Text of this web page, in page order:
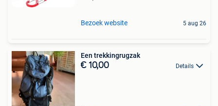
Bezoek website 5 aug 26
Een trekkingrugzak
€ 10,00 Details